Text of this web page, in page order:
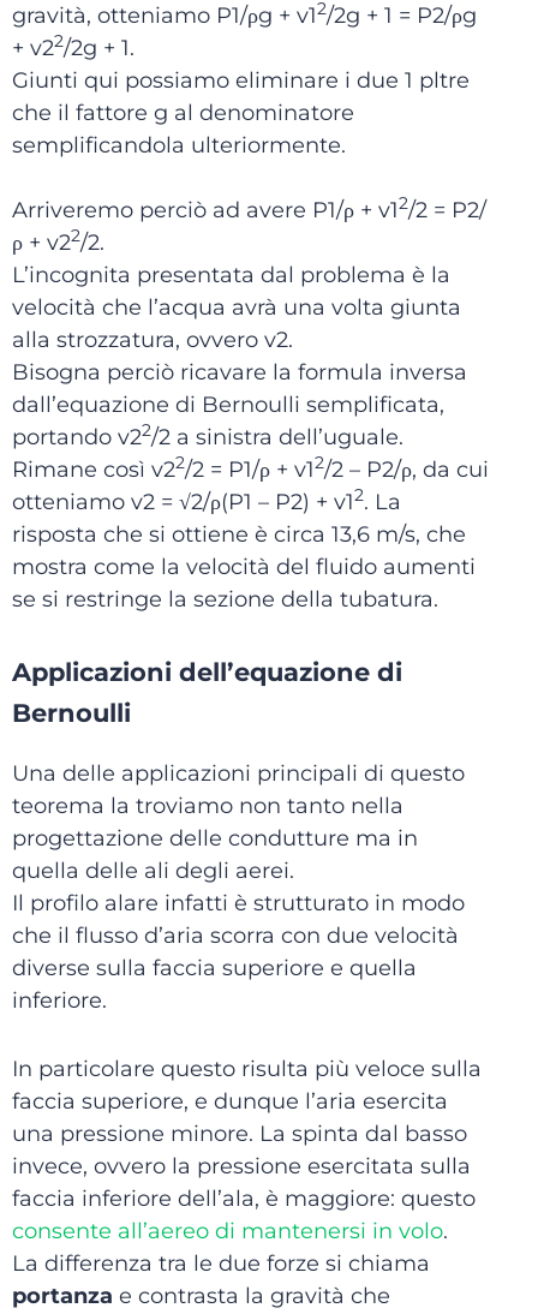
gravità, otteniamo P1/ρg + v12/2g + 1 = P2/ρg
+ v22/2g + 1.
Giunti qui possiamo eliminare i due 1 pltre
che il fattore g al denominatore
semplificandola ulteriormente.
Arriveremo perciò ad avere P1/ρ + v12/2 = P2/
ρ + v22/2.
L’incognita presentata dal problema è la
velocità che l’acqua avrà una volta giunta
alla strozzatura, ovvero v2.
Bisogna perciò ricavare la formula inversa
dall’equazione di Bernoulli semplificata,
portando v22/2 a sinistra dell’uguale.
Rimane così v22/2 = P1/ρ + v12/2 – P2/ρ, da cui
otteniamo v2 = √2/ρ(P1 – P2) + v12. La
risposta che si ottiene è circa 13,6 m/s, che
mostra come la velocità del fluido aumenti
se si restringe la sezione della tubatura.
Applicazioni dell’equazione di
Bernoulli
Una delle applicazioni principali di questo
teorema la troviamo non tanto nella
progettazione delle condutture ma in
quella delle ali degli aerei.
Il profilo alare infatti è strutturato in modo
che il flusso d’aria scorra con due velocità
diverse sulla faccia superiore e quella
inferiore.
In particolare questo risulta più veloce sulla
faccia superiore, e dunque l’aria esercita
una pressione minore. La spinta dal basso
invece, ovvero la pressione esercitata sulla
faccia inferiore dell’ala, è maggiore: questo
consente all’aereo di mantenersi in volo.
La differenza tra le due forze si chiama
portanza e contrasta la gravità che